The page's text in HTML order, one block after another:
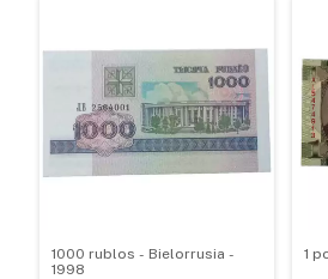
1000 rublos - Bielorrusia -
1998
1